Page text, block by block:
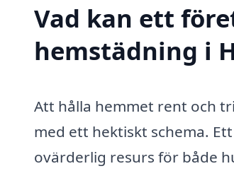
Vad kan ett
hemstädning i
Att hålla hemmet rent och
med ett hektiskt schema.
ovärderlig resurs för både